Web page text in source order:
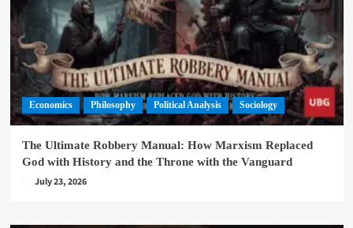
Economics Philosophy Political Analysis Sociology
The Ultimate Robbery Manual: How Marxism Replaced
God with History and the Throne with the Vanguard
July 23, 2026